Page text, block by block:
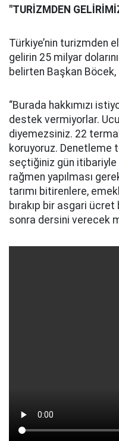
"TURİZMDEN
Türkiye’nin turizmden
gelirin 25 milyar
belirten Başkan
“Burada hakkımızı
destek vermiyorlar.
diyemezsiniz. 22
koruyoruz. Denetleme
seçtiğiniz gün
rağmen yapılması
tarımı bitirenlere,
bırakıp bir asgari
sonra dersini verecek